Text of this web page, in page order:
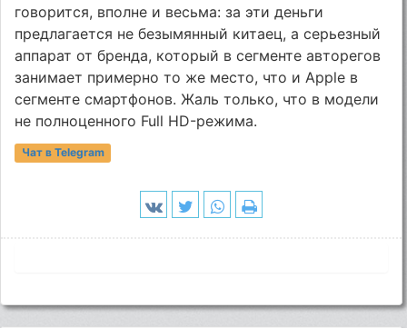
говорится, вполне и весьма: за эти деньги
предлагается не безымянный китаец, а серьезный
аппарат от бренда, который в сегменте авторегов
занимает примерно то же место, что и Apple в
сегменте смартфонов. Жаль только, что в модели
не полноценного Full HD-режима.
Чат в Telegram